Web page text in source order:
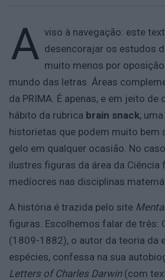
A viso à navegação: este
desencorajar os estudos
muito menos por
mundo das letras. Áreas
da PRIMA. É apenas, e em jeito
hábito da rubrica brain snack,
historietas que podem muito bem
gelo em qualquer ocasião. No
ilustres figuras da área da Ciência
medíocres nas disciplinas
A história é trazida pelo site
figuras. Escolhemos falar de três:
(1809-1882), o autor da teoria da
espécies, confessa na sua
Letters of Charles Darwin(com